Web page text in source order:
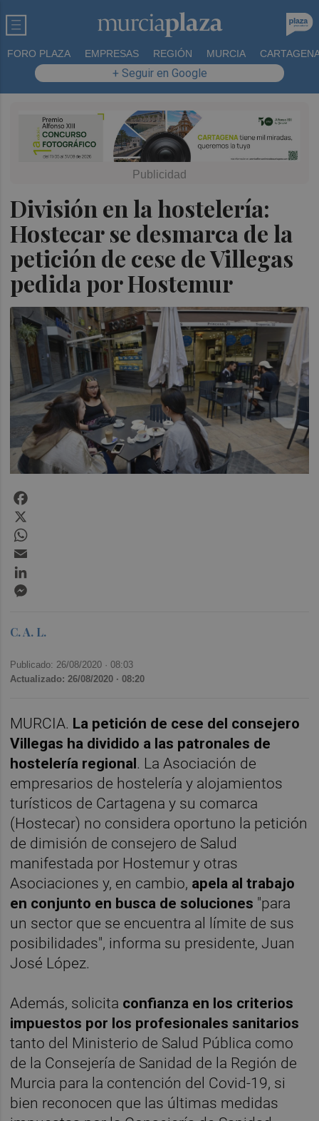
FORO PLAZA EMPRESAS REGIÓN MURCIA
+ Seguir en Google
División en la hostelería:
Hostecar se desmarca de la
petición de cese de Villegas
pedida por Hostemur
C. A. L.
Publicado: 26/08/2020 ·08:03
Actualizado: 26/08/2020 · 08:20
MURCIA. La petición de cese del consejero
Villegas ha dividido a las patronales de
hostelería regional. La Asociación de
empresarios de hostelería y alojamientos
turísticos de Cartagena y su comarca
(Hostecar) no considera oportuno la petición
de dimisión de consejero de Salud
manifestada por Hostemur y otras
Asociaciones y, en cambio, apela al trabajo
en conjunto en busca de soluciones "para
un sector que se encuentra al límite de sus
posibilidades", informa su presidente, Juan
José López.
Además, solicita confianza en los criterios
impuestos por los profesionales sanitarios
tanto del Ministerio de Salud Pública como
de la Consejería de Sanidad de la Región de
Murcia para la contención del Covid-19, si
bien reconocen que las últimas medidas